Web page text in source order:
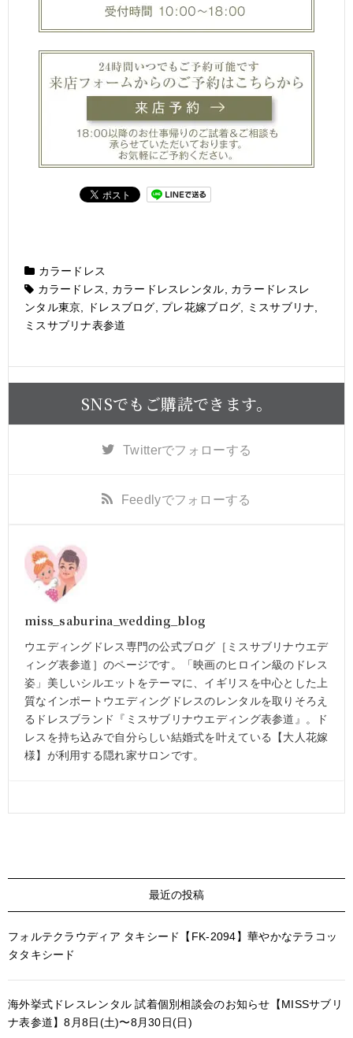
カラードレス
カラードレス
カラードレスレンタル
カラードレスレ
ンタル東京
ドレスブログ プレ花嫁ブログ ミスサブリナ
ミスサブリナ表参道
SNSでもご購読できます。
Twitterでフォローする
Feedlyでフォローする
miss_saburina_wedding_blog
ウエディングドレス専門の公式ブログ［ミスサブリナウエデ
ィング表参道］のページです。「映画のヒロイン級のドレス
姿」美しいシルエットをテーマに、イギリスを中心とした上
質なインポートウエディングドレスのレンタルを取りそろえ
るドレスブランド『ミスサブリナウエディング表参道』。ド
レスを持ち込みで自分らしい結婚式を叶えている【大人花嫁
様】が利用する隠れ家サロンです。
最近の投稿
フォルテクラウディア タキシード【FK-2094】華やかなテラコッ
タタキシード
海外挙式ドレスレンタル 試着個別相談会のお知らせ【MISSサブリ
ナ表参道】8月8日(土)〜8月30日(日)